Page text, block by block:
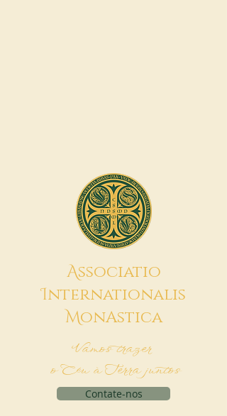
Associatio
Internationalis
MonAstica
Vamos trazer
o Céu à Terra juntos
Contate-nos